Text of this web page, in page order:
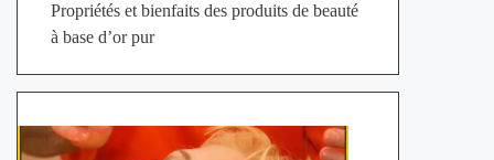
Propriétés et bienfaits des produits de beauté
à base d’or pur